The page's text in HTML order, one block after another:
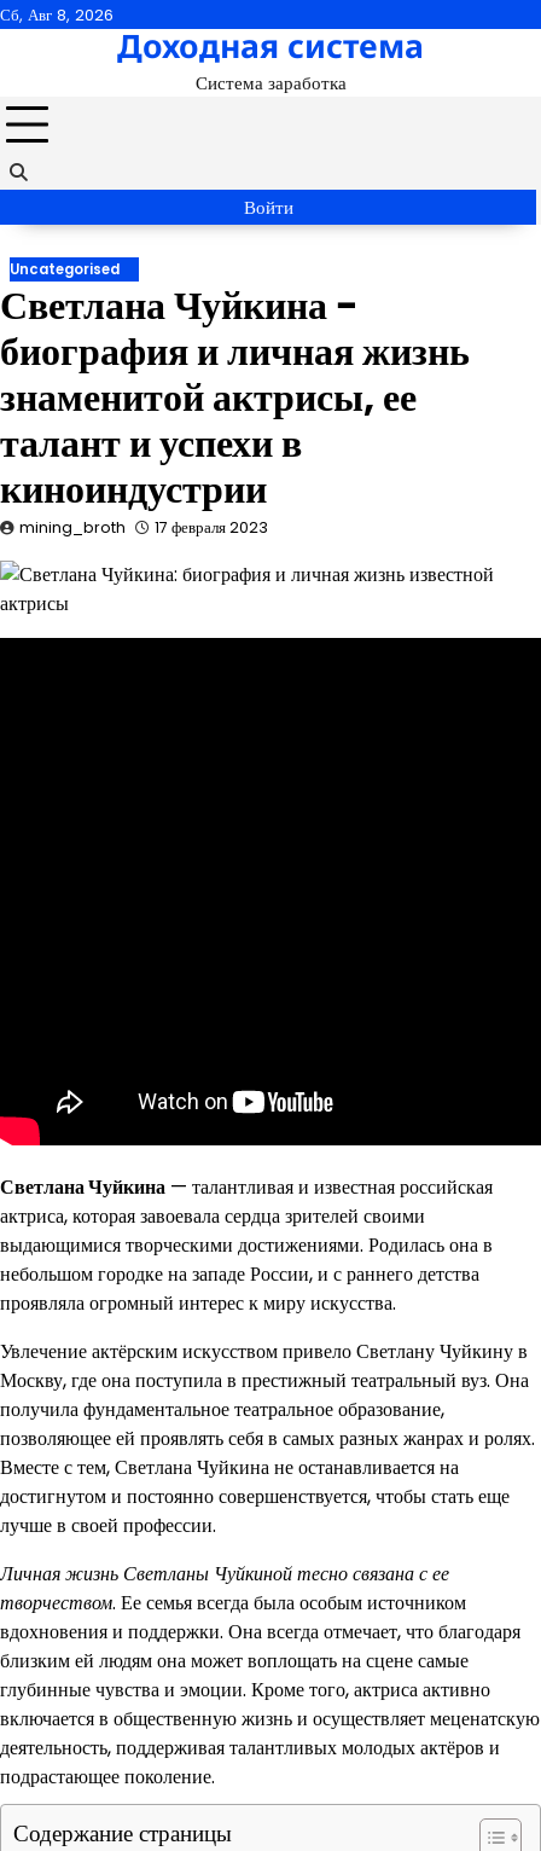
Перейти
Сб, Авг 8, 2026
Доходная система
Система заработка
Войти
Uncategorised
Светлана Чуйкина −
биография и личная жизнь
знаменитой актрисы, ее
талант и успехи в
киноиндустрии
mining_broth 17 февраля 2023
Светлана Чуйкина — талантливая и известная российская
актриса, которая завоевала сердца зрителей своими
выдающимися творческими достижениями. Родилась она в
небольшом городке на западе России, и с раннего детства
проявляла огромный интерес к миру искусства.
Увлечение актёрским искусством привело Светлану Чуйкину в
Москву, где она поступила в престижный театральный вуз. Она
получила фундаментальное театральное образование,
позволяющее ей проявлять себя в самых разных жанрах и ролях.
Вместе с тем, Светлана Чуйкина не останавливается на
достигнутом и постоянно совершенствуется, чтобы стать еще
лучше в своей профессии.
Личная жизнь Светланы Чуйкиной тесно связана с ее
творчеством. Ее семья всегда была особым источником
вдохновения и поддержки. Она всегда отмечает, что благодаря
близким ей людям она может воплощать на сцене самые
глубинные чувства и эмоции. Кроме того, актриса активно
включается в общественную жизнь и осуществляет меценатскую
деятельность, поддерживая талантливых молодых актёров и
подрастающее поколение.
Содержание страницы